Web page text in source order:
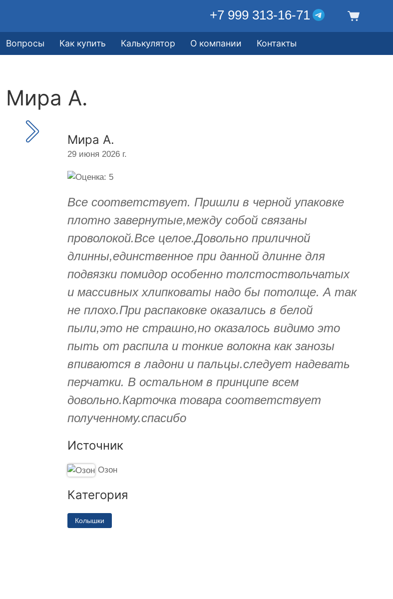
+7 999 313-16-71
Вопросы Как купить Калькулятор О компании Контакты
Мира А.
Мира А.
29 июня 2026 г.
Все соответствует. Пришли в черной упаковке
плотно завернутые,между собой связаны
проволокой.Все целое.Довольно приличной
длинны,единственное при данной длинне для
подвязки помидор особенно толстоствольчатых
и массивных хлипковаты надо бы потолще. А так
не плохо.При распаковке оказались в белой
пыли,это не страшно,но оказалось видимо это
пыть от распила и тонкие волокна как занозы
впиваются в ладони и пальцы.следует надевать
перчатки. В остальном в принципе всем
довольно.Карточка товара соответствует
полученному.спасибо
Источник
Озон
Категория
Колышки